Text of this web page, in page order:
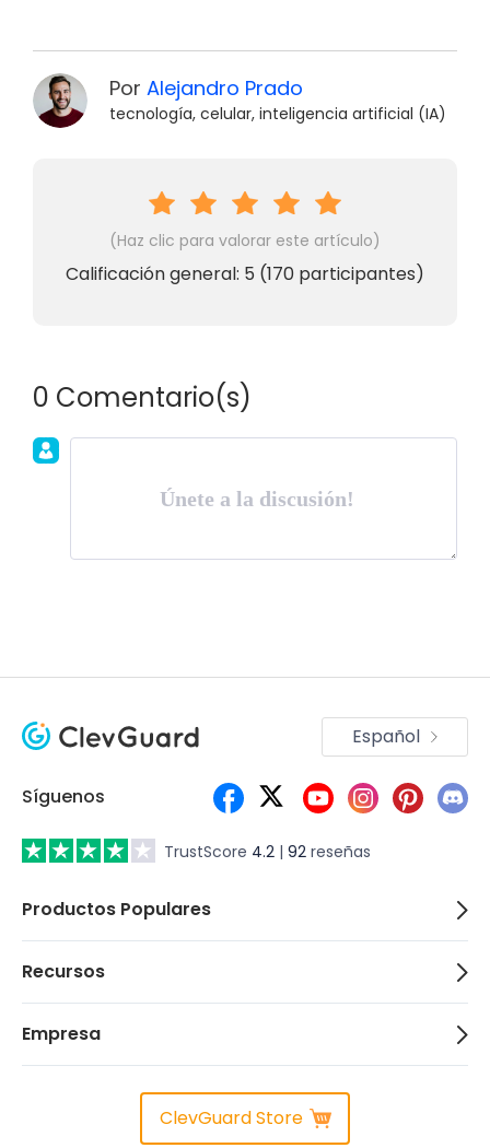
Por Alejandro Prado
tecnología, celular, inteligencia artificial (IA)
(Haz clic para valorar este artículo)
Calificación general: 5 (170 participantes)
0 Comentario(s)
Únete a la discusión!
TrustScore 4.2 | 92 reseñas
Síguenos
Español
Productos Populares
Recursos
Empresa
ClevGuard Store